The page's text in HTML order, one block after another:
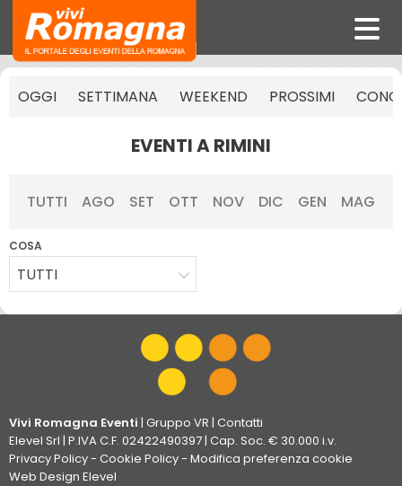
OGGI SETTIMANA WEEKEND PROSSIMI
EVENTI A RIMINI
TUTTI AGO SET OTT NOV DIC GEN MAG
COSA
TUTTI
Vivi Romagna Eventi | Gruppo VR | Contatti
Elevel Srl | P.IVA C.F. 02422490397 | Cap. Soc. € 30.000 i.v.
Privacy Policy- Cookie Policy- Modifica preferenza cookie
Web Design Elevel